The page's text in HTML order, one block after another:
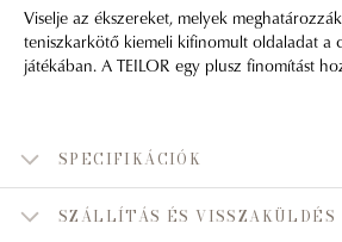
Viselje az ékszereket, melyek
teniszkarkötő kiemeli kifinomult oldaladat a
játékában. A TEILOR egy plusz finomítást
SPECIFIKÁCIÓK
SZÁLLÍTÁS ÉS VISSZAKÜLDÉS